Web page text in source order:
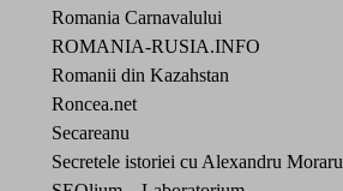
Romania Carnavalului
ROMANIA-RUSIA.INFO
Romanii din Kazahstan
Roncea.net
Secareanu
Secretele istoriei cu Alexandru Moraru